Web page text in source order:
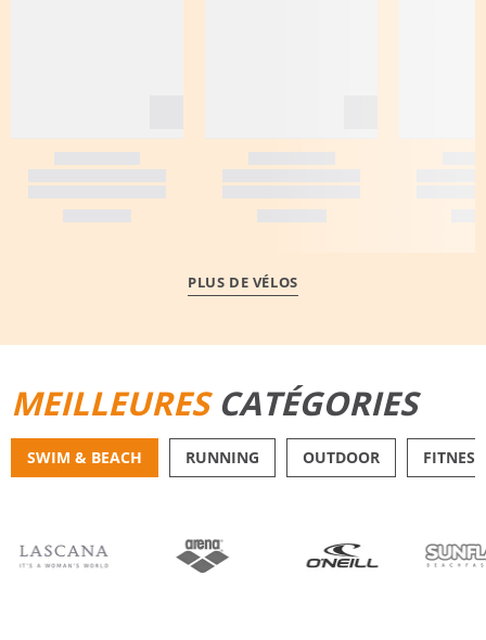
PLUS DE VÉLOS
MEILLEURESCATÉGORIES
SWIM & BEACH RUNNING OUTDOOR FITNESS